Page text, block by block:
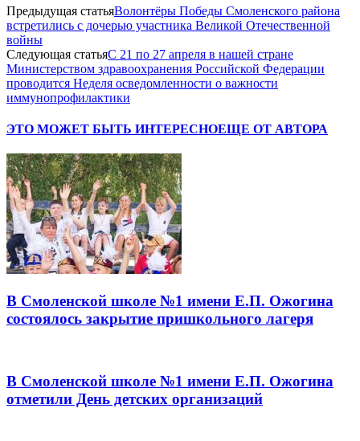
Предыдущая статьяВолонтёры Победы Смоленского района
встретились с дочерью участника Великой Отечественной
войны
Следующая статьяС 21 по 27 апреля в нашей стране
Министерством здравоохранения Российской Федерации
проводится Неделя осведомленности о важности
иммунопрофилактики
ЭТО МОЖЕТ БЫТЬ ИНТЕРЕСНОЕЩЕ ОТ АВТОРА
В Смоленской школе №1 имени Е.П. Ожогина
состоялось закрытие пришкольного лагеря
В Смоленской школе №1 имени Е.П. Ожогина
отметили День детских организаций